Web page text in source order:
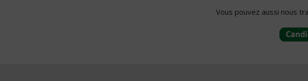
Vous pouvez aussi nous